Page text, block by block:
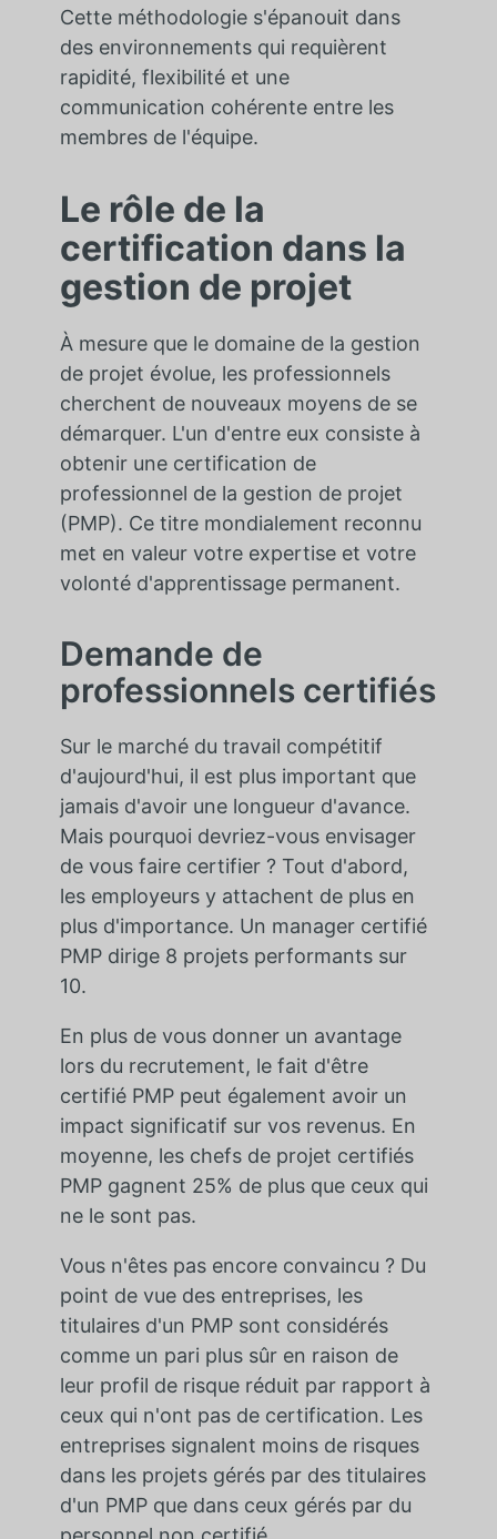
Cette méthodologie s'épanouit dans
des environnements qui requièrent
rapidité, flexibilité et une
communication cohérente entre les
membres de l'équipe.
Le rôle de la
certification dans la
gestion de projet
À mesure que le domaine de la gestion
de projet évolue, les professionnels
cherchent de nouveaux moyens de se
démarquer. L'un d'entre eux consiste à
obtenir une certification de
professionnel de la gestion de projet
(PMP). Ce titre mondialement reconnu
met en valeur votre expertise et votre
volonté d'apprentissage permanent.
Demande de
professionnels certifiés
Sur le marché du travail compétitif
d'aujourd'hui, il est plus important que
jamais d'avoir une longueur d'avance.
Mais pourquoi devriez-vous envisager
de vous faire certifier ? Tout d'abord,
les employeurs y attachent de plus en
plus d'importance. Un manager certifié
PMP dirige 8 projets performants sur
10.
En plus de vous donner un avantage
lors du recrutement, le fait d'être
certifié PMP peut également avoir un
impact significatif sur vos revenus. En
moyenne, les chefs de projet certifiés
PMP gagnent 25% de plus que ceux qui
ne le sont pas.
Vous n'êtes pas encore convaincu ? Du
point de vue des entreprises, les
titulaires d'un PMP sont considérés
comme un pari plus sûr en raison de
leur profil de risque réduit par rapport à
ceux qui n'ont pas de certification. Les
entreprises signalent moins de risques
dans les projets gérés par des titulaires
d'un PMP que dans ceux gérés par du